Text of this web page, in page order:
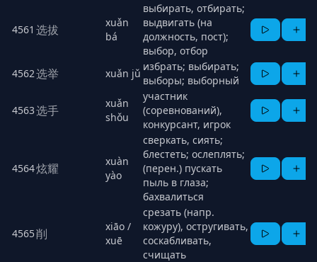
4561 选拔
xuǎn
bá
выбирать, отбирать;
выдвигать (на
должность, пост);
выбор, отбор
4562选举 xuǎn jǔ
избрать; выбирать;
выборы; выборный
4563选手
xuǎn
shǒu
участник
(соревнований),
конкурсант, игрок
4564炫耀
xuàn
yào
сверкать, сиять;
блестеть; ослеплять;
(перен.) пускать
пыль в глаза;
бахвалиться
4565削
xiāo /
xuē
срезать (напр.
кожуpy), остругивать,
соскабливать,
счищать